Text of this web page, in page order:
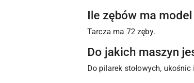
Ile zębów ma
Tarcza ma 72 zęby.
Do jakich maszyn
Do pilarek stołowych,